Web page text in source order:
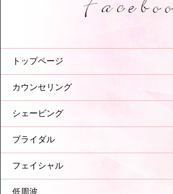
トップページ
カウンセリング
シェービング
ブライダル
フェイシャル
低周波